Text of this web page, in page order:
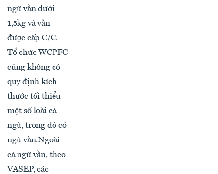
ngừ vằn dưới
1,5kg và vẫn
được cấp C/C.
Tổ chức WCPFC
cũng không có
quy định kích
thước tối thiểu
một số loài cá
ngừ, trong đó có
ngừ vằn.Ngoài
cá ngừ vằn, theo
VASEP, các